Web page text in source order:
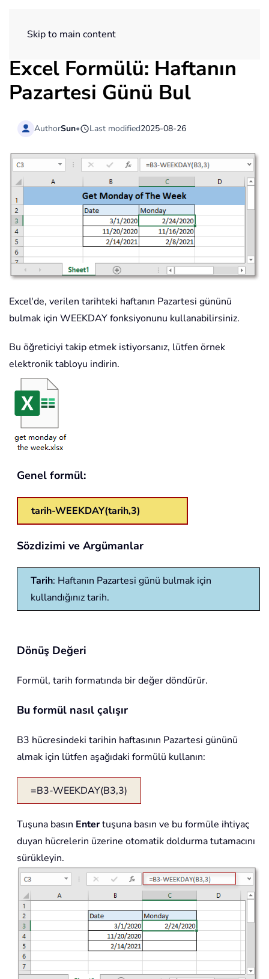
Skip to main content
Excel Formülü: Haftanın
Pazartesi Günü Bul
AuthorSun• Last modified2025-08-26
Excel'de, verilen tarihteki haftanın Pazartesi gününü
bulmak için WEEKDAY fonksiyonunu kullanabilirsiniz.
Bu öğreticiyi takip etmek istiyorsanız, lütfen örnek
elektronik tabloyu indirin.
Genel formül:
tarih-WEEKDAY(tarih,3)
Sözdizimi ve Argümanlar
Tarih: Haftanın Pazartesi günü bulmak için
kullandığınız tarih.
Dönüş Değeri
Formül, tarih formatında bir değer döndürür.
Bu formül nasıl çalışır
B3 hücresindeki tarihin haftasının Pazartesi gününü
almak için lütfen aşağıdaki formülü kullanın:
=B3-WEEKDAY(B3,3)
Tuşuna basın Entertuşuna basın ve bu formüle ihtiyaç
duyan hücrelerin üzerine otomatik doldurma tutamacını
sürükleyin.